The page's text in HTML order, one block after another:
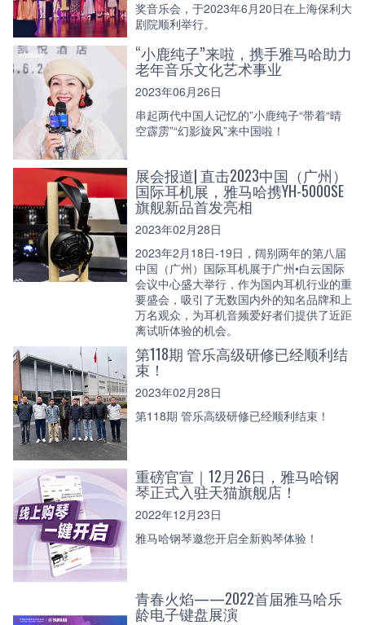
奖音乐会，于2023年6月20日在上海保利大
剧院顺利举行。
“小鹿纯子”来啦，携手雅马哈助力
老年音乐文化艺术事业
2023年06月26日
串起两代中国人记忆的”小鹿纯子“带着“晴
空霹雳”“幻影旋风”来中国啦！
展会报道| 直击2023中国（广州）
国际耳机展，雅马哈携YH-5000SE
旗舰新品首发亮相
2023年02月28日
2023年2月18日-19日，阔别两年的第八届
中国（广州）国际耳机展于广州•白云国际
会议中心盛大举行，作为国内耳机行业的重
要盛会，吸引了无数国内外的知名品牌和上
万名观众，为耳机音频爱好者们提供了近距
离试听体验的机会。
第118期 管乐高级研修已经顺利结
束！
2023年02月28日
第118期 管乐高级研修已经顺利结束！
重磅官宣｜12月26日，雅马哈钢
琴正式入驻天猫旗舰店！
2022年12月23日
雅马哈钢琴邀您开启全新购琴体验！
青春火焰——2022首届雅马哈乐
龄电子键盘展演